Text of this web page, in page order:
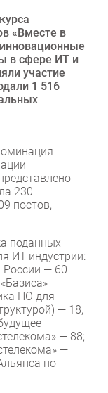
«Вместе в
в сфере ИТ и
участие
1 516
230
постов,
поданных
ИТ-индустрии:
— 60
ПО для
— 18,
— 88;
—
по